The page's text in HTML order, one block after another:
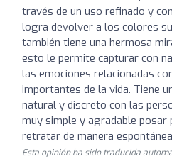
través de un uso refinado y
logra devolver a los colores
también tiene una hermosa
esto le permite capturar con
las emociones relacionadas
importantes de la vida. Tiene
natural y discreto con las
muy simple y agradable posar
retratar de manera
Esta opinión ha sido traducida